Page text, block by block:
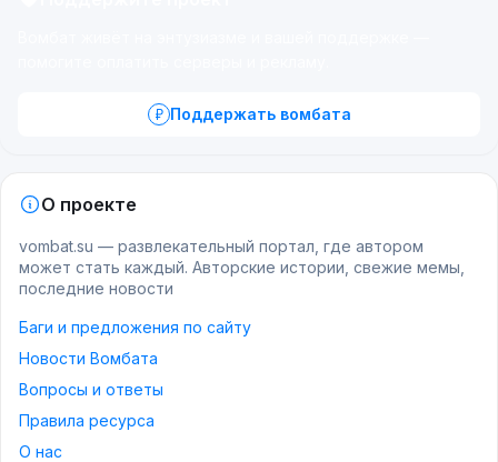
Поддержать вомбата
О проекте
vombat.su — развлекательный портал, где автором
может стать каждый. Авторские истории, свежие мемы,
последние новости
Баги и предложения по сайту
Новости Вомбата
Вопросы и ответы
Правила ресурса
О нас